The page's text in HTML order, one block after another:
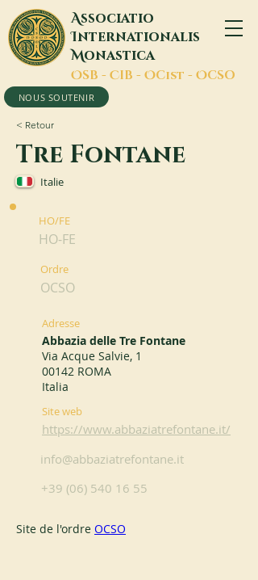
Associatio
Internationalis
Monastica
OSB - CIB - OCist - OCSO
NOUS SOUTENIR
< Retour
Tre Fontane
Italie
HO/FE
HO-FE
Ordre
OCSO
Adresse
Abbazia delle Tre Fontane
Via Acque Salvie, 1
00142 ROMA
Italia
Site web
https://www.abbaziatrefontane.it/
info@abbaziatrefontane.it
+39 (06) 540 16 55
Site de l'ordre OCSO